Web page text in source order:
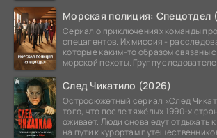
Морская полиция: Спецотдел
Сериал о приключениях команды
спецагентов. Их миссия -
которые каким-то образом связаны
морской пехоты. Группу
След Чикатило (2026)
Остросюжетный сериал «След
того, что после тяжёлых 1990-х
оживает. Люди снова едут отдыхать
на пути к курортам